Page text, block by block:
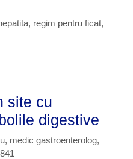
, regim pentru ficat,
site cu
digestive
medic gastroenterolog,